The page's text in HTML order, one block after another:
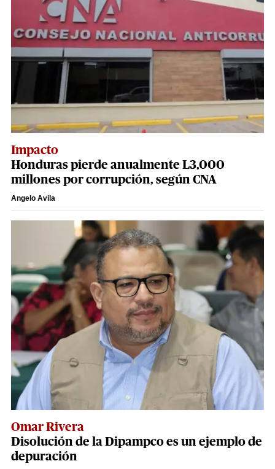
Impacto
Honduras pierde anualmente L3,000
millones por corrupción, según CNA
Angelo Avila
Omar Rivera
Disolución de la Dipampco es un ejemplo de
depuración